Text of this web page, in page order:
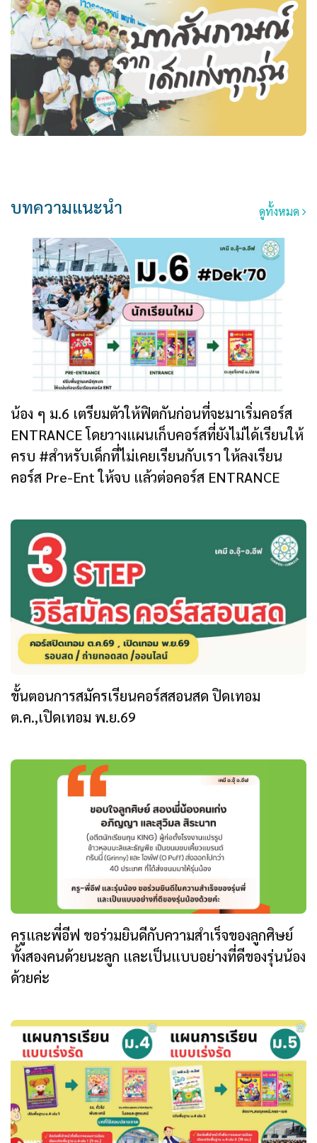
บทความแนะนำ ดูทั้งหมด
น้อง ๆ ม.6 เตรียมตัวให้ฟิตกันก่อนที่จะมาเริ่มคอร์ส
ENTRANCE โดยวางแผนเก็บคอร์สที่ยังไม่ได้เรียนให้
ครบ #สำหรับเด็กที่ไม่เคยเรียนกับเรา ให้ลงเรียน
คอร์ส Pre-Ent ให้จบ แล้วต่อคอร์ส ENTRANCE
ขั้นตอนการสมัครเรียนคอร์สสอนสด ปิดเทอม
ต.ค.,เปิดเทอม พ.ย.69
ครูและพี่อีฟ ขอร่วมยินดีกับความสำเร็จของลูกศิษย์
ทั้งสองคนด้วยนะลูก และเป็นแบบอย่างที่ดีของรุ่นน้อง
ด้วยค่ะ